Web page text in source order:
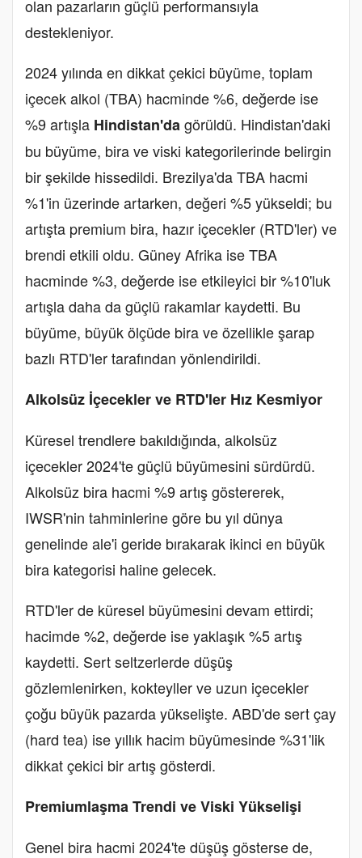
olan pazarların güçlü performansıyla
destekleniyor.
2024 yılında en dikkat çekici büyüme, toplam
içecek alkol (TBA) hacminde %6, değerde ise
%9 artışla Hindistan'dagörüldü. Hindistan'daki
bu büyüme, bira ve viski kategorilerinde belirgin
bir şekilde hissedildi. Brezilya'da TBA hacmi
%1'in üzerinde artarken, değeri %5 yükseldi; bu
artışta premium bira, hazır içecekler (RTD'ler) ve
brendi etkili oldu. Güney Afrika ise TBA
hacminde %3, değerde ise etkileyici bir %10'luk
artışla daha da güçlü rakamlar kaydetti. Bu
büyüme, büyük ölçüde bira ve özellikle şarap
bazlı RTD'ler tarafından yönlendirildi.
Alkolsüz İçecekler ve RTD'ler Hız Kesmiyor
Küresel trendlere bakıldığında, alkolsüz
içecekler 2024'te güçlü büyümesini sürdürdü.
Alkolsüz bira hacmi %9 artış göstererek,
IWSR'nin tahminlerine göre bu yıl dünya
genelinde ale'i geride bırakarak ikinci en büyük
bira kategorisi haline gelecek.
RTD'ler de küresel büyümesini devam ettirdi;
hacimde %2, değerde ise yaklaşık %5 artış
kaydetti. Sert seltzerlerde düşüş
gözlemlenirken, kokteyller ve uzun içecekler
çoğu büyük pazarda yükselişte. ABD'de sert çay
(hard tea) ise yıllık hacim büyümesinde %31'lik
dikkat çekici bir artış gösterdi.
Premiumlaşma Trendi ve Viski Yükselişi
Genel bira hacmi 2024'te düşüş gösterse de,